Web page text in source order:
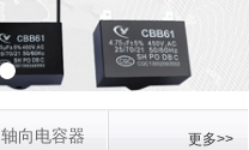
轴向电容器 更多>>